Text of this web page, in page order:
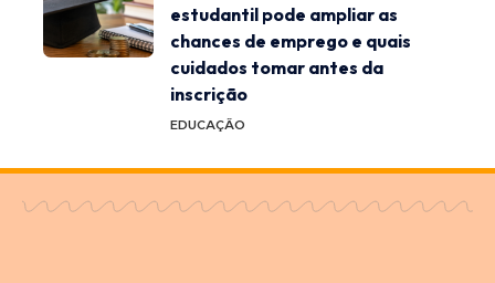
estudantil pode ampliar as
chances de emprego e quais
cuidados tomar antes da
inscrição
EDUCAÇÃO